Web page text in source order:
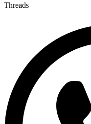
Threads